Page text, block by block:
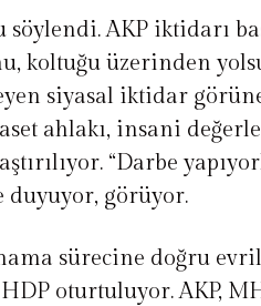
AKP iktidarı
koltuğu üzerinden
siyasal iktidar
ahlakı, insani
“Darbe
duyuyor, görüyor.
sürecine doğru
oturtuluyor. AKP,